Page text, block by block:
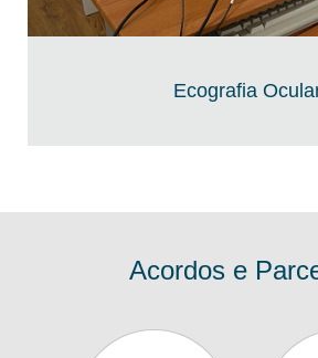
Ecografia
Acordos e